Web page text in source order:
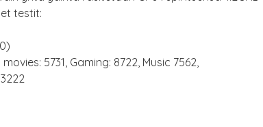
testit:
5731, Gaming: 8722, Music 7562,